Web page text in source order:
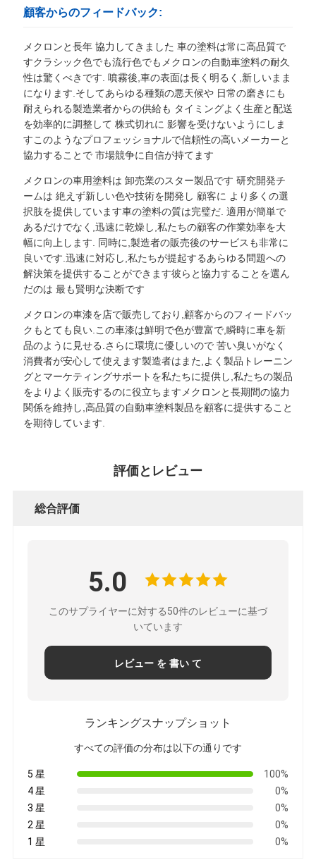
顧客からのフィードバック:
メクロンと長年 協力してきました 車の塗料は常に高品質で
すクラシック色でも流行色でもメクロンの自動車塗料の耐久
性は驚くべきです. 噴霧後,車の表面は長く明るく,新しいまま
になります.そしてあらゆる種類の悪天候や 日常の磨きにも
耐えられる製造業者からの供給も タイミングよく生産と配送
を効率的に調整して 株式切れに 影響を受けないようにしま
すこのようなプロフェッショナルで信頼性の高いメーカーと
協力することで 市場競争に自信が持てます
メクロンの車用塗料は 卸売業のスター製品です 研究開発チ
ームは 絶えず新しい色や技術を開発し 顧客に より多くの選
択肢を提供しています車の塗料の質は完璧だ. 適用が簡単で
あるだけでなく,迅速に乾燥し,私たちの顧客の作業効率を大
幅に向上します. 同時に,製造者の販売後のサービスも非常に
良いです.迅速に対応し,私たちが提起するあらゆる問題への
解決策を提供することができます彼らと協力することを選ん
だのは 最も賢明な決断です
メクロンの車漆を店で販売しており,顧客からのフィードバッ
クもとても良い.この車漆は鮮明で色が豊富で,瞬時に車を新
品のように見せる.さらに環境に優しいので 苦い臭いがなく
消費者が安心して使えます製造者はまた,よく製品トレーニン
グとマーケティングサポートを私たちに提供し,私たちの製品
をよりよく販売するのに役立ちますメクロンと長期間の協力
関係を維持し,高品質の自動車塗料製品を顧客に提供すること
を期待しています.
評価とレビュー
総合評価
5.0
このサプライヤーに対する50件のレビューに基づ
いています
レビュー を 書い て
ランキングスナップショット
すべての評価の分布は以下の通りです
5 星
100%
4 星
0%
3 星
0%
2 星
0%
1 星
0%